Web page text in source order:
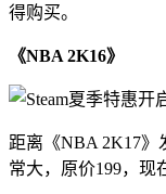
得购买。
《NBA 2K16》
距离《NBA 2K17》
常大，原价199，现